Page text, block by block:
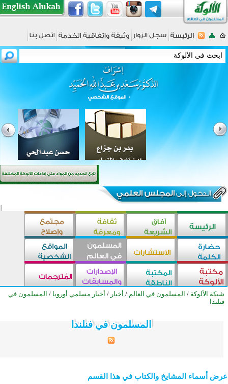
شبكة الألوكة / المسلمون في العالم / أخبار / أخبار مسلمي أوروبا / المسلمون في
فنلندا
المسلمون في فنلندا
المسلمون في فنلندا
المسلمون في فنلندا
المسلمون في فنلندا
المسلمون في فنلندا
المسلمون في فنلندا
المسلمون في فنلندا
المسلمون في فنلندا
المسلمون في فنلندا
المسلمون في فنلندا
المسلمون في فنلندا
المسلمون في فنلندا
المسلمون في فنلندا
المسلمون في فنلندا
المسلمون في فنلندا
المسلمون في فنلندا
المسلمون في فنلندا
المسلمون في فنلندا
المسلمون في فنلندا
المسلمون في فنلندا
المسلمون في فنلندا
المسلمون في فنلندا
المسلمون في فنلندا
المسلمون في فنلندا
المسلمون في فنلندا
عرض أسماء المشايخ والكتاب في هذا القسم